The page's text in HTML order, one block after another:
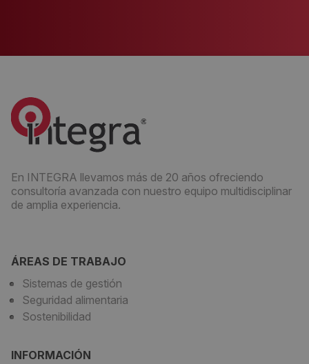
En INTEGRA llevamos más de 20 años ofreciendo
consultoría avanzada con nuestro equipo multidisciplinar
de amplia experiencia.
ÁREAS DE TRABAJO
Sistemas de gestión
Seguridad alimentaria
Sostenibilidad
INFORMACIÓN